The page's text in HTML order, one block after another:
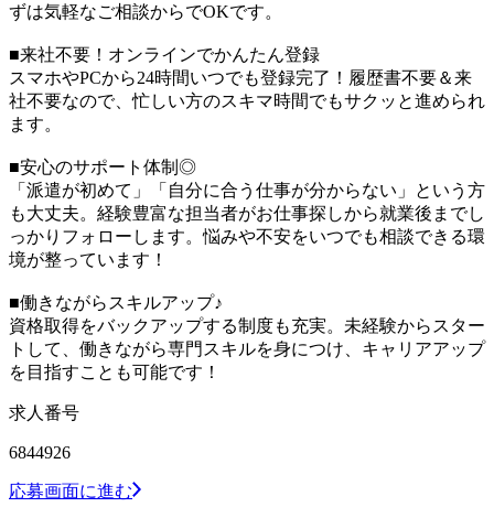
ずは気軽なご相談からでOKです。
■来社不要！オンラインでかんたん登録
スマホやPCから24時間いつでも登録完了！履歴書不要＆来
社不要なので、忙しい方のスキマ時間でもサクッと進められ
ます。
■安心のサポート体制◎
「派遣が初めて」「自分に合う仕事が分からない」という方
も大丈夫。経験豊富な担当者がお仕事探しから就業後までし
っかりフォローします。悩みや不安をいつでも相談できる環
境が整っています！
■働きながらスキルアップ♪
資格取得をバックアップする制度も充実。未経験からスター
トして、働きながら専門スキルを身につけ、キャリアアップ
を目指すことも可能です！
求人番号
6844926
応募画面に進む